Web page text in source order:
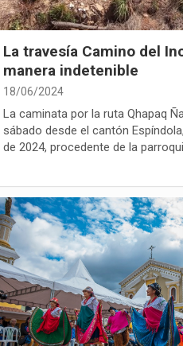
La travesía Camino del
manera indetenible
18/06/2024
La caminata por la ruta Qhapaq
sábado desde el cantón
de 2024, procedente de la